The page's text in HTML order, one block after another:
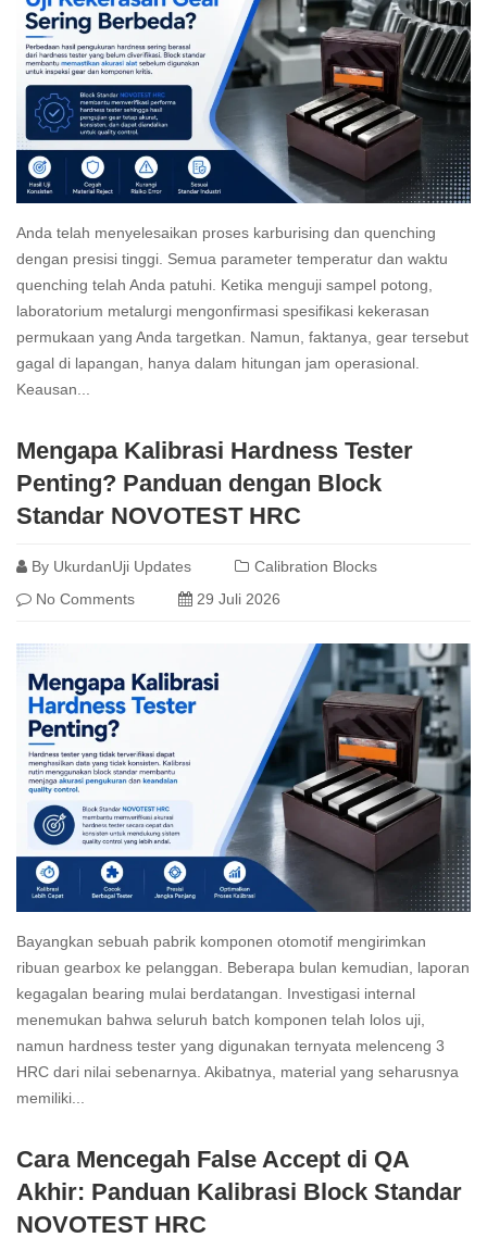
Anda telah menyelesaikan proses karburising dan quenching
dengan presisi tinggi. Semua parameter temperatur dan waktu
quenching telah Anda patuhi. Ketika menguji sampel potong,
laboratorium metalurgi mengonfirmasi spesifikasi kekerasan
permukaan yang Anda targetkan. Namun, faktanya, gear tersebut
gagal di lapangan, hanya dalam hitungan jam operasional.
Keausan...
more
Mengapa Kalibrasi Hardness Tester
Penting? Panduan dengan Block
Standar NOVOTEST HRC
By UkurdanUji Updates
Calibration Blocks
No Comments
29 Juli 2026
Bayangkan sebuah pabrik komponen otomotif mengirimkan
ribuan gearbox ke pelanggan. Beberapa bulan kemudian, laporan
kegagalan bearing mulai berdatangan. Investigasi internal
menemukan bahwa seluruh batch komponen telah lolos uji,
namun hardness tester yang digunakan ternyata melenceng 3
HRC dari nilai sebenarnya. Akibatnya, material yang seharusnya
memiliki...
more
Cara Mencegah False Accept di QA
Akhir: Panduan Kalibrasi Block Standar
NOVOTEST HRC